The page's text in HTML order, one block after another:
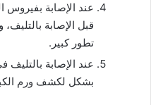
عند الإصابة بفيروس
قبل الإصابة
تطور كبير.
عند الإصابة
بشكل لكشف ورم